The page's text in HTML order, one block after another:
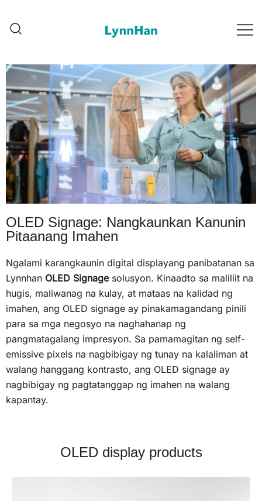
LED/OLED/LCD/E-paper
digital signages
LED/OLED/LCD/E-paper digital
signages
OLED Signage: Nangkaunkan Kanunin
Pitaanang Imahen
Ngalami karangkaunin digital displayang panibatanan sa
Lynnhan OLED Signagesolusyon. Kinaadto sa maliliit na
hugis, maliwanag na kulay, at mataas na kalidad ng
imahen, ang OLED signage ay pinakamagandang pinili
para sa mga negosyo na naghahanap ng
pangmatagalang impresyon. Sa pamamagitan ng self-
emissive pixels na nagbibigay ng tunay na kalaliman at
walang hanggang kontrasto, ang OLED signage ay
nagbibigay ng pagtatanggap ng imahen na walang
kapantay.
OLED display products